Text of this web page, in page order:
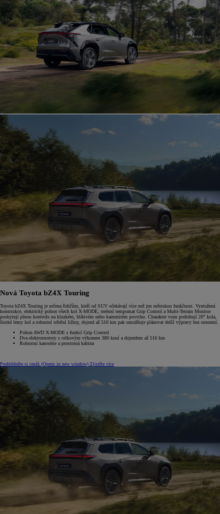
Nová Toyota bZ4X Touring
Toyota bZ4X Touring je určena řidičům, kteří od SUV očekávají více než jen městskou funkčnost. Vyztužená
konstrukce, elektrický pohon všech kol X-MODE, terénní tempomat Grip Control a Multi-Terrain Monitor
poskytují plnou kontrolu na kluzkém, blátivém nebo kamenitém povrchu. Charakter vozu podtrhují 20" kola,
široké lemy kol a robustní střešní ližiny, dojezd až 516 km pak umožňuje plánovat delší výpravy bez omezení.
Pohon AWD X-MODE s funkcí Grip Control
Dva elektromotory s celkovým výkonem 380 koní a dojezdem až 516 km
Robustní karosérie a prostorná kabina
Prohlédněte si ceník (Opens in new window) Zjistěte více